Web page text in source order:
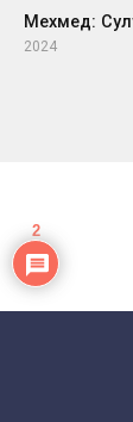
2024
2